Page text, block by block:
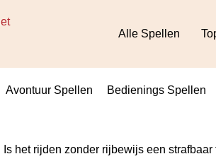
Alle Spellen
Avontuur Spellen Bedienings Spellen
Is het rijden zonder rijbewijs een strafbaar